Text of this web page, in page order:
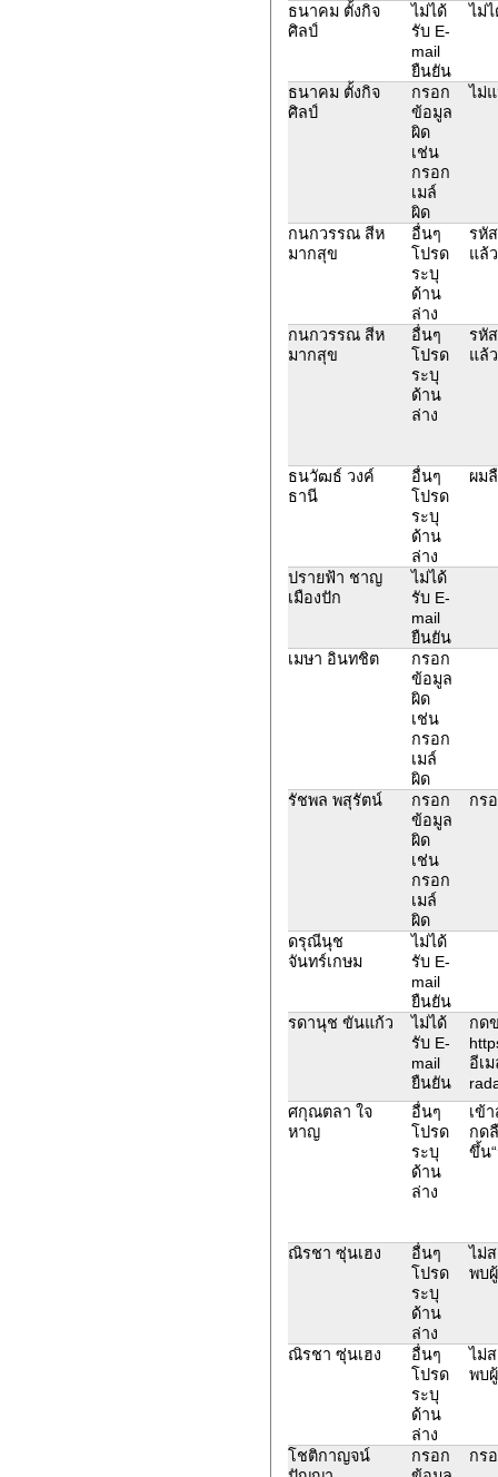
ธนาคม ตั้งกิจ
ศิลป์
ไม่ได้
รับ E-
mail
ยืนยัน
ไม่
ธนาคม ตั้งกิจ
ศิลป์
กรอก
ข้อมูล
ผิด
เช่น
กรอก
เมล์
ผิด
ไม่
กนกวรรณ สีห
มากสุข
อื่นๆ
โปรด
ระบุ
ด้าน
ล่าง
รหั
แล้
กนกวรรณ สีห
มากสุข
อื่นๆ
โปรด
ระบุ
ด้าน
ล่าง
รหั
แล้
ธนวัฒธ์ วงค์
ธานี
อื่นๆ
โปรด
ระบุ
ด้าน
ล่าง
ผม
ปรายฟ้า ชาญ
เมืองปัก
ไม่ได้
รับ E-
mail
ยืนยัน
เมษา อินทชิต
กรอก
ข้อมูล
ผิด
เช่น
กรอก
เมล์
ผิด
รัชพล พสุรัตน์
กรอก
ข้อมูล
ผิด
เช่น
กรอก
เมล์
ผิด
กร
ดรุณีนุช
จันทร์เกษม
ไม่ได้
รับ E-
mail
ยืนยัน
รดานุช ขันแก้ว
ไม่ได้
รับ E-
mail
ยืนยัน
กด
อีเ
ศกุณตลา ใจ
หาญ
อื่นๆ
โปรด
ระบุ
ด้าน
ล่าง
เข้
กด
ขึ้น
ณิรชา ซุ่นเฮง
อื่นๆ
โปรด
ระบุ
ด้าน
ล่าง
ไม่
พบ
ณิรชา ซุ่นเฮง
อื่นๆ
โปรด
ระบุ
ด้าน
ล่าง
ไม่
พบ
โชติกาญจน์
กรอก
กร